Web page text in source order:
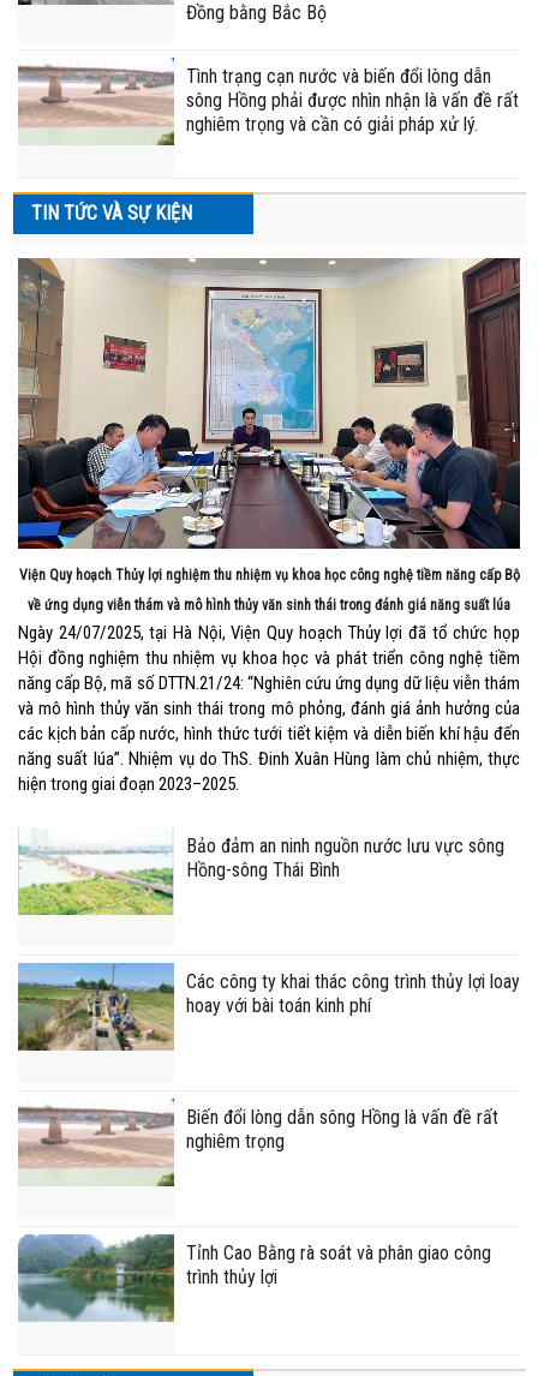
Đồng bằng Bắc Bộ
Tình trạng cạn nước và biến đổi lòng dẫn
sông Hồng phải được nhìn nhận là vấn đề rất
nghiêm trọng và cần có giải pháp xử lý.
TIN TỨC VÀ SỰ KIỆN
Viện Quy hoạch Thủy lợi nghiệm thu nhiệm vụ khoa học công nghệ tiềm năng cấp Bộ
về ứng dụng viễn thám và mô hình thủy văn sinh thái trong đánh giá năng suất lúa
Ngày 24/07/2025, tại Hà Nội, Viện Quy hoạch Thủy lợi đã tổ chức họp
Hội đồng nghiệm thu nhiệm vụ khoa học và phát triển công nghệ tiềm
năng cấp Bộ, mã số DTTN.21/24: “Nghiên cứu ứng dụng dữ liệu viễn thám
và mô hình thủy văn sinh thái trong mô phỏng, đánh giá ảnh hưởng của
các kịch bản cấp nước, hình thức tưới tiết kiệm và diễn biến khí hậu đến
năng suất lúa”. Nhiệm vụ do ThS. Đinh Xuân Hùng làm chủ nhiệm, thực
hiện trong giai đoạn 2023–2025.
Bảo đảm an ninh nguồn nước lưu vực sông
Hồng-sông Thái Bình
Các công ty khai thác công trình thủy lợi loay
hoay với bài toán kinh phí
Biến đổi lòng dẫn sông Hồng là vấn đề rất
nghiêm trọng
Tỉnh Cao Bằng rà soát và phân giao công
trình thủy lợi